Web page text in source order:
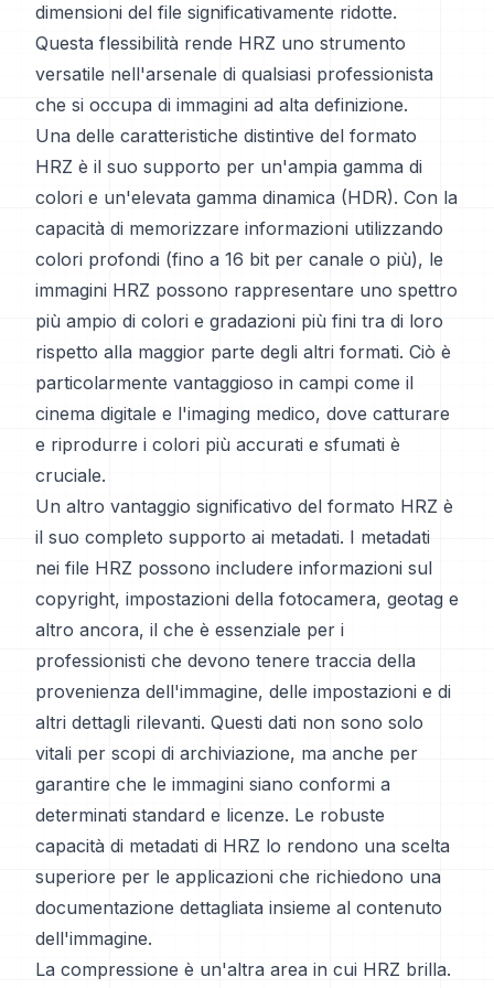
dimensioni del file significativamente ridotte.
Questa flessibilità rende HRZ uno strumento
versatile nell'arsenale di qualsiasi professionista
che si occupa di immagini ad alta definizione.
Una delle caratteristiche distintive del formato
HRZ è il suo supporto per un'ampia gamma di
colori e un'elevata gamma dinamica (HDR). Con la
capacità di memorizzare informazioni utilizzando
colori profondi (fino a 16 bit per canale o più), le
immagini HRZ possono rappresentare uno spettro
più ampio di colori e gradazioni più fini tra di loro
rispetto alla maggior parte degli altri formati. Ciò è
particolarmente vantaggioso in campi come il
cinema digitale e l'imaging medico, dove catturare
e riprodurre i colori più accurati e sfumati è
cruciale.
Un altro vantaggio significativo del formato HRZ è
il suo completo supporto ai metadati. I metadati
nei file HRZ possono includere informazioni sul
copyright, impostazioni della fotocamera, geotag e
altro ancora, il che è essenziale per i
professionisti che devono tenere traccia della
provenienza dell'immagine, delle impostazioni e di
altri dettagli rilevanti. Questi dati non sono solo
vitali per scopi di archiviazione, ma anche per
garantire che le immagini siano conformi a
determinati standard e licenze. Le robuste
capacità di metadati di HRZ lo rendono una scelta
superiore per le applicazioni che richiedono una
documentazione dettagliata insieme al contenuto
dell'immagine.
La compressione è un'altra area in cui HRZ brilla.